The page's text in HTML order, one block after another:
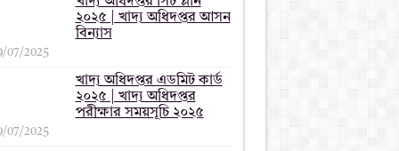
২০২৫ | খাদ্য অধিদপ্তর আসন
বিন্যাস
07/2025
খাদ্য অধিদপ্তর এডমিট কার্ড
২০২৫ | খাদ্য অধিদপ্তর
পরীক্ষার সময়সূচি ২০২৫
07/2025